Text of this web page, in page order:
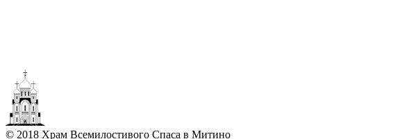
© 2018 Храм Всемилостивого Спаса в Митино